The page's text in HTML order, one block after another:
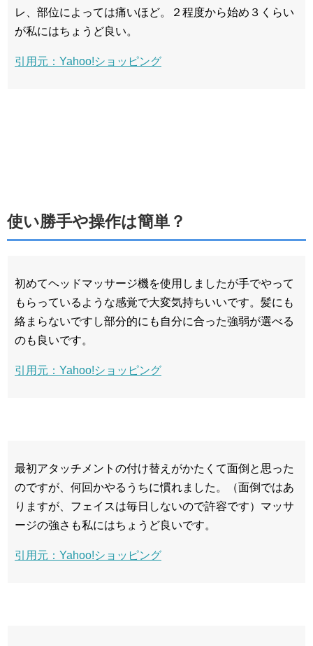
レ、部位によっては痛いほど。２程度から始め３くらい
が私にはちょうど良い。
引用元：Yahoo!ショッピング
使い勝手や操作は簡単？
初めてヘッドマッサージ機を使用しましたが手でやって
もらっているような感覚で大変気持ちいいです。髪にも
絡まらないですし部分的にも自分に合った強弱が選べる
のも良いです。
引用元：Yahoo!ショッピング
最初アタッチメントの付け替えがかたくて面倒と思った
のですが、何回かやるうちに慣れました。（面倒ではあ
りますが、フェイスは毎日しないので許容です）マッサ
ージの強さも私にはちょうど良いです。
引用元：Yahoo!ショッピング